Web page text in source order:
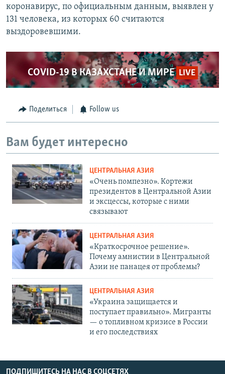
коронавирус, по официальным данным, выявлен у
131 человека, из которых 60 считаются
выздоровевшими.
COVID-19 В КАЗАХСТАНЕ И МИРЕ LIVE
Поделиться Follow us
Вам будет интересно
ЦЕНТРАЛЬНАЯ АЗИЯ
«Очень помпезно». Кортежи
президентов в Центральной Азии
и эксцессы, которые с ними
связывают
ЦЕНТРАЛЬНАЯ АЗИЯ
«Краткосрочное решение».
Почему амнистии в Центральной
Азии не панацея от проблемы?
ЦЕНТРАЛЬНАЯ АЗИЯ
«Украина защищается и
поступает правильно». Мигранты
— о топливном кризисе в России
и его последствиях
ПОДПИШИТЕСЬ НА НАС В СОЦСЕТЯХ